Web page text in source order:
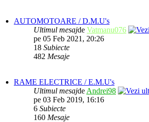
AUTOMOTOARE / D.M.U's
Ultimul mesajde Vatmanu076
pe 05 Feb 2021, 20:26
18 Subiecte
482 Mesaje
RAME ELECTRICE / E.M.U's
Ultimul mesajde Andrei98
pe 03 Feb 2019, 16:16
6 Subiecte
160 Mesaje